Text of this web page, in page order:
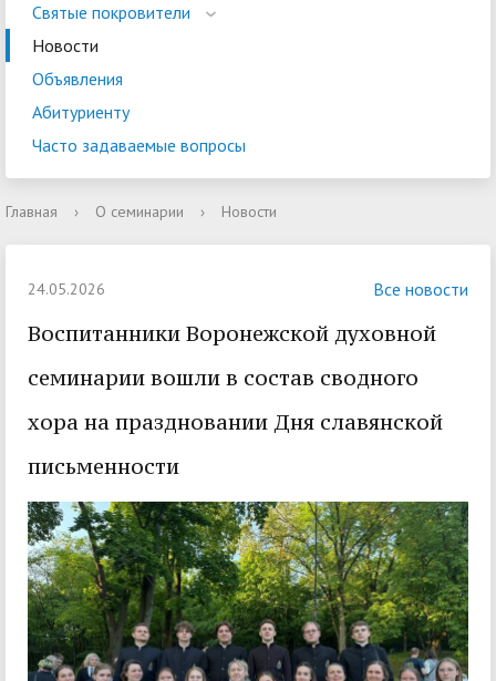
Святые покровители
Новости
Объявления
Абитуриенту
Часто задаваемые вопросы
Главная › О семинарии › Новости
24.05.2026 Все новости
Воспитанники Воронежской духовной
семинарии вошли в состав сводного
хора на праздновании Дня славянской
письменности